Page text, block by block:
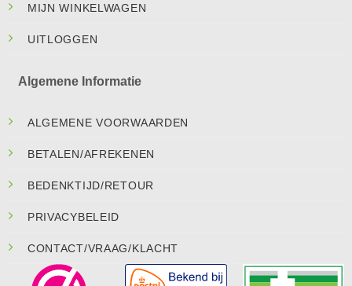
MIJN WINKELWAGEN
UITLOGGEN
Algemene Informatie
ALGEMENE VOORWAARDEN
BETALEN/AFREKENEN
BEDENKTIJD/RETOUR
PRIVACYBELEID
CONTACT/VRAAG/KLACHT